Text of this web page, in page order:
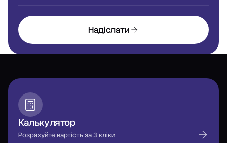
Надіслати
Калькулятор
Розрахуйте вартість за 3 кліки